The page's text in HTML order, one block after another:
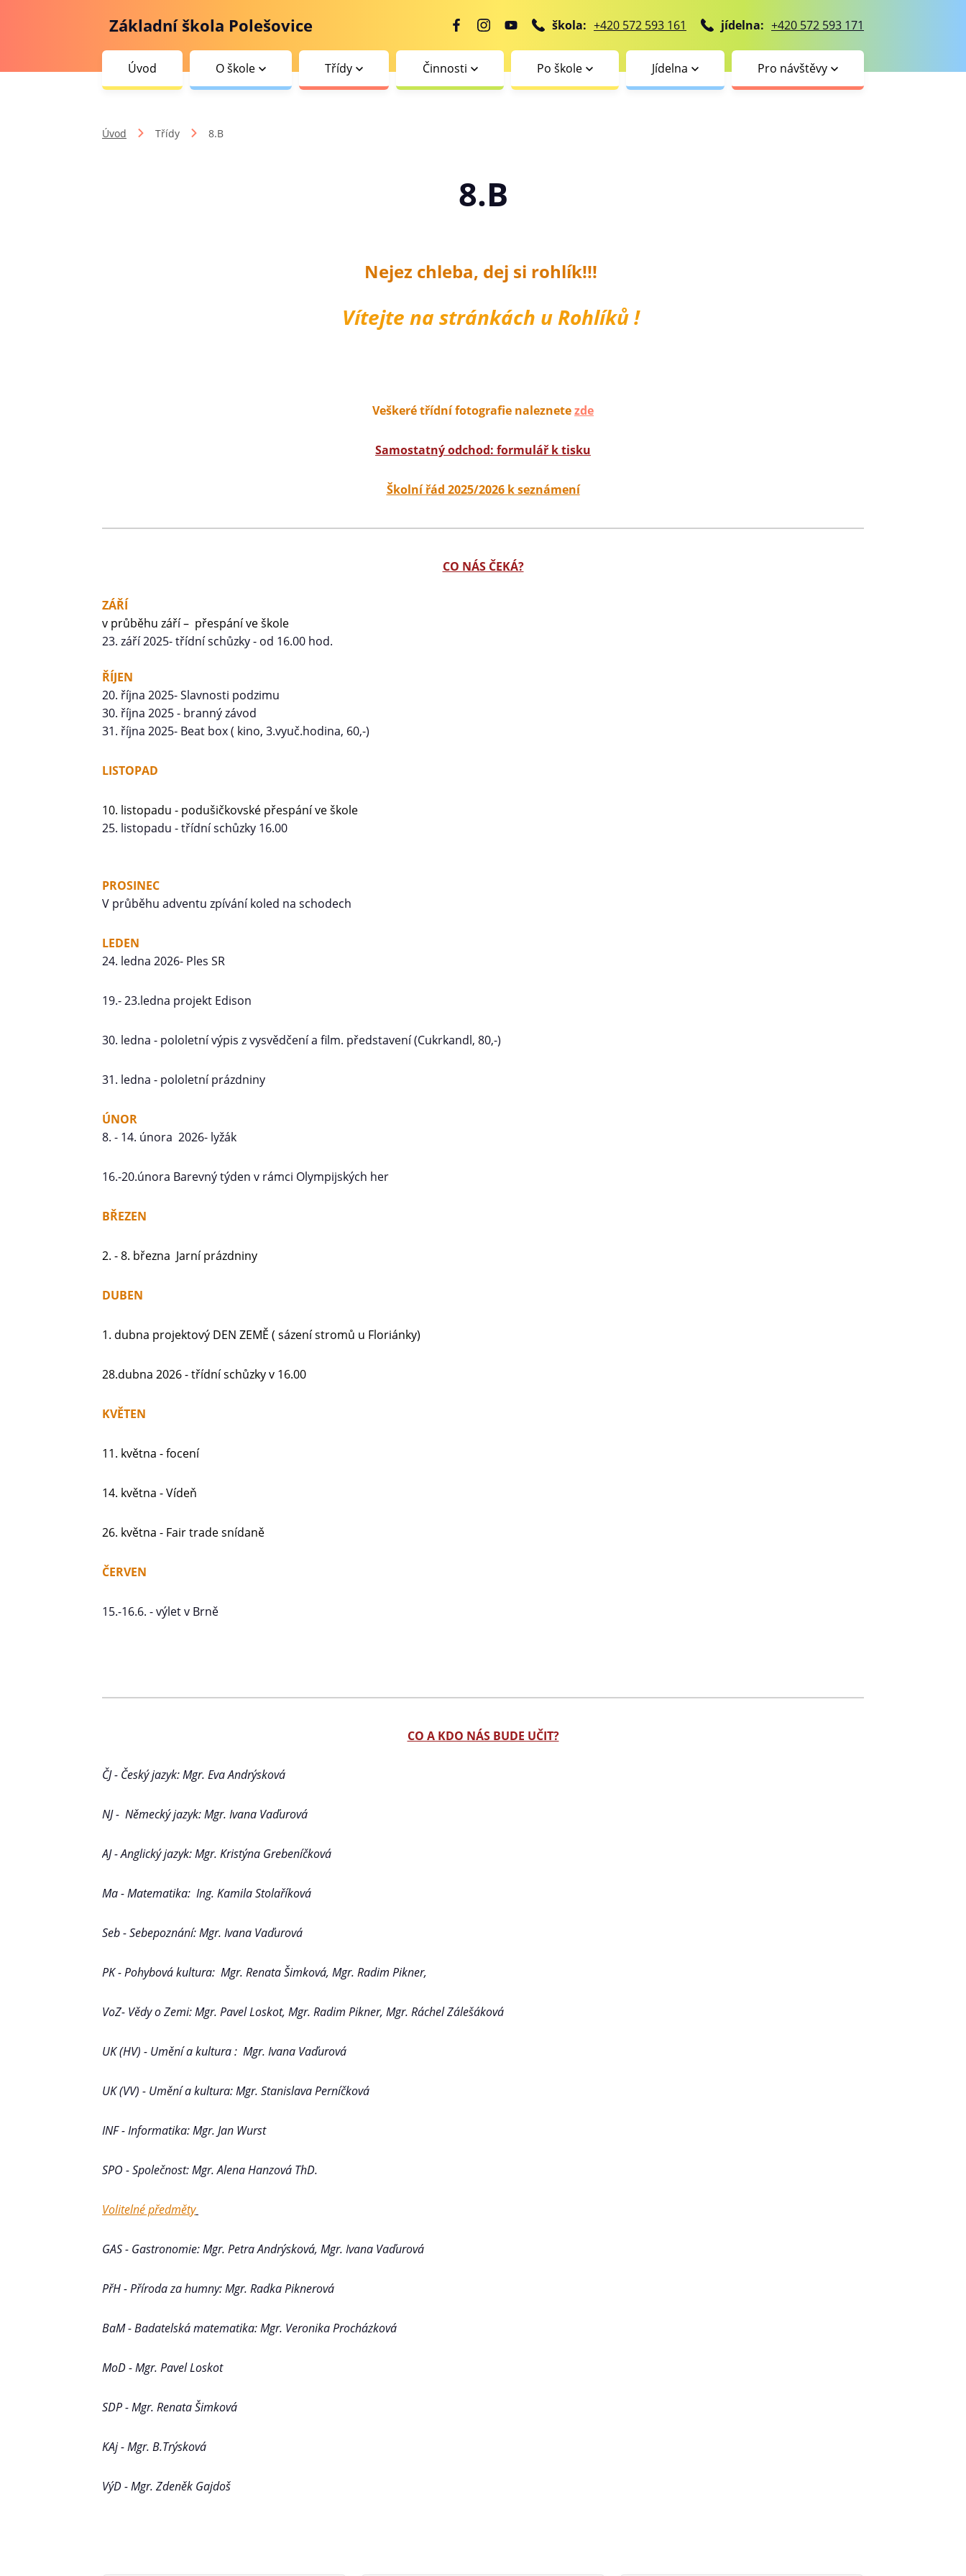
Základní škola Polešovice škola: +420 572 593 161 jídelna: +420 572 593 171
Úvod O škole Třídy Činnosti Po škole Jídelna Pro návštěvy
Úvod Třídy 8.B
8.B
Nejez chleba, dej si rohlík!!!
Vítejte na stránkách u Rohlíků !
Veškeré třídní fotografie naleznetezde
Samostatný odchod: formulář k tisku
Školní řád 2025/2026 k seznámení
CO NÁS ČEKÁ?
ZÁŘÍ
v průběhu září – přespání ve škole
23. září 2025- třídní schůzky - od 16.00 hod.
ŘÍJEN
20. října 2025- Slavnosti podzimu
30. října 2025 - branný závod
31. října 2025- Beat box ( kino, 3.vyuč.hodina, 60,-)
LISTOPAD
10. listopadu - podušičkovské přespání ve škole
25. listopadu - třídní schůzky 16.00
PROSINEC
V průběhu adventu zpívání koled na schodech
LEDEN
24. ledna 2026- Ples SR
19.- 23.ledna projekt Edison
30. ledna - pololetní výpis z vysvědčení a film. představení (Cukrkandl, 80,-)
31. ledna - pololetní prázdniny
ÚNOR
8. - 14. února 2026- lyžák
16.-20.února Barevný týden v rámci Olympijských her
BŘEZEN
2. - 8. března Jarní prázdniny
DUBEN
1. dubna projektový DEN ZEMĚ ( sázení stromů u Floriánky)
28.dubna 2026 - třídní schůzky v 16.00
KVĚTEN
11. května - focení
14. května - Vídeň
26. května - Fair trade snídaně
ČERVEN
15.-16.6. - výlet v Brně
CO A KDO NÁS BUDE UČIT?
ČJ - Český jazyk: Mgr. Eva Andrýsková
NJ - Německý jazyk: Mgr. Ivana Vaďurová
AJ - Anglický jazyk: Mgr. Kristýna Grebeníčková
Ma - Matematika: Ing. Kamila Stolaříková
Seb - Sebepoznání: Mgr. Ivana Vaďurová
PK - Pohybová kultura: Mgr. Renata Šimková, Mgr. Radim Pikner,
VoZ- Vědy o Zemi: Mgr. Pavel Loskot, Mgr. Radim Pikner, Mgr. Ráchel Zálešáková
UK (HV) - Umění a kultura : Mgr. Ivana Vaďurová
UK (VV) - Umění a kultura: Mgr. Stanislava Perníčková
INF - Informatika: Mgr. Jan Wurst
SPO - Společnost: Mgr. Alena Hanzová ThD.
Volitelné předměty
GAS - Gastronomie: Mgr. Petra Andrýsková, Mgr. Ivana Vaďurová
PřH - Příroda za humny: Mgr. Radka Piknerová
BaM - Badatelská matematika: Mgr. Veronika Procházková
MoD - Mgr. Pavel Loskot
SDP - Mgr. Renata Šimková
KAj - Mgr. B.Trýsková
VýD - Mgr. Zdeněk Gajdoš